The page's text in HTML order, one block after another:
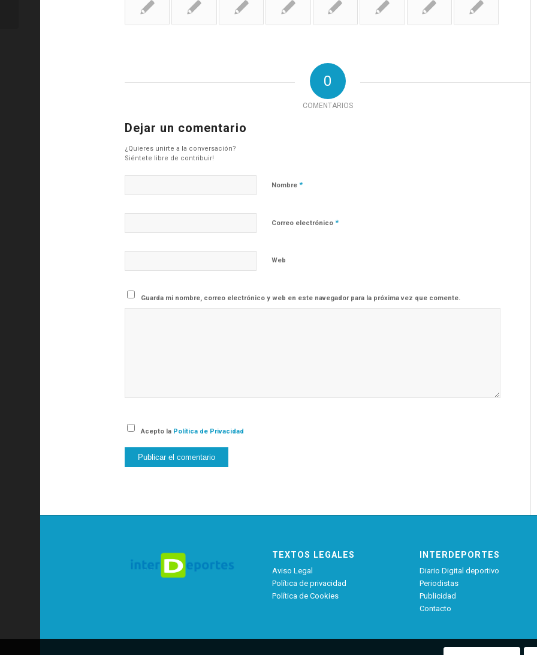
0
COMENTARIOS
Dejar un comentario
¿Quieres unirte a la conversación?
Siéntete libre de contribuir!
Nombre *
Correo electrónico *
Web
Guarda mi nombre, correo electrónico y web en este navegador para la próxima vez que comente.
Acepto la Política de Privacidad
TEXTOS LEGALES
Aviso Legal
Política de privacidad
Política de Cookies
INTERDEPORTES
Diario Digital deportivo
Periodistas
Publicidad
Contacto